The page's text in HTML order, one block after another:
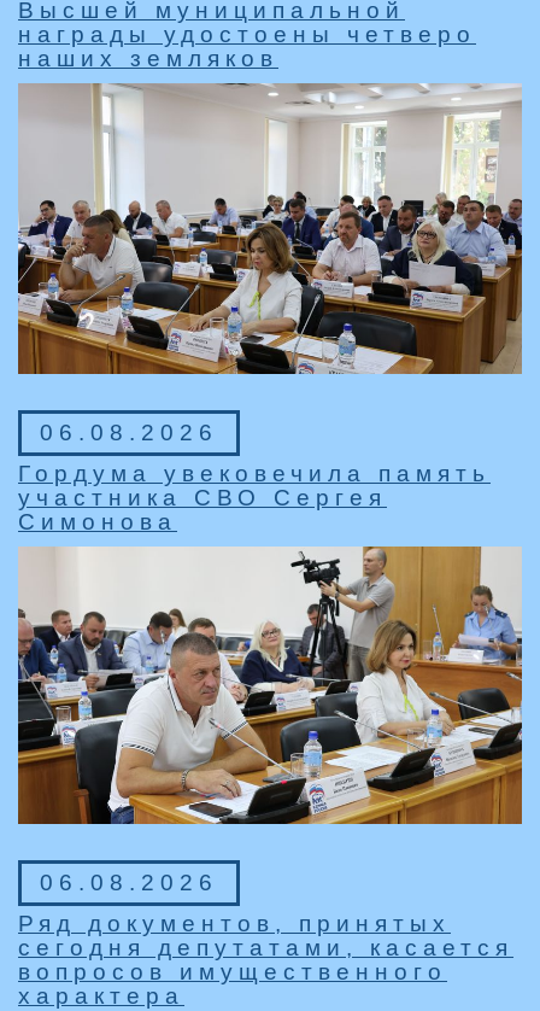
Высшей муниципальной
награды удостоены четверо
наших земляков
06.08.2026
Гордума увековечила память
участника СВО Сергея
Симонова
06.08.2026
Ряд документов, принятых
сегодня депутатами, касается
вопросов имущественного
характера